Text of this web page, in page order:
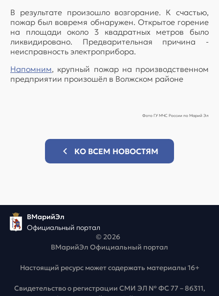
В результате произошло возгорание. К счастью,
пожар был вовремя обнаружен. Открытое горение
на площади около 3 квадратных метров было
ликвидировано. Предварительная причина -
неисправность электроприбора.
Напомним, крупный пожар на производственном
предприятии произошёл в Волжском районе
Фото ГУ МЧС России по Марий Эл
КО ВСЕМ НОВОСТЯМ
ВМарийЭл
Официальный портал
© 2026
ВМарийЭл Официальный портал
Настоящий ресурс может содержать материалы 16+
Свидетельство о регистрации СМИ ЭЛ № ФС 77 – 86311,